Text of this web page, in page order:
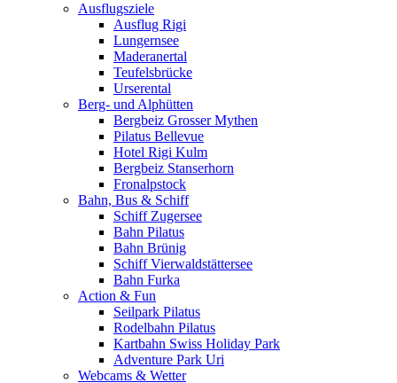
Ausflugsziele
Ausflug Rigi
Lungernsee
Maderanertal
Teufelsbrücke
Urserental
Berg- und Alphütten
Bergbeiz Grosser Mythen
Pilatus Bellevue
Hotel Rigi Kulm
Bergbeiz Stanserhorn
Fronalpstock
Bahn, Bus & Schiff
Schiff Zugersee
Bahn Pilatus
Bahn Brünig
Schiff Vierwaldstättersee
Bahn Furka
Action & Fun
Seilpark Pilatus
Rodelbahn Pilatus
Kartbahn Swiss Holiday Park
Adventure Park Uri
Webcams & Wetter